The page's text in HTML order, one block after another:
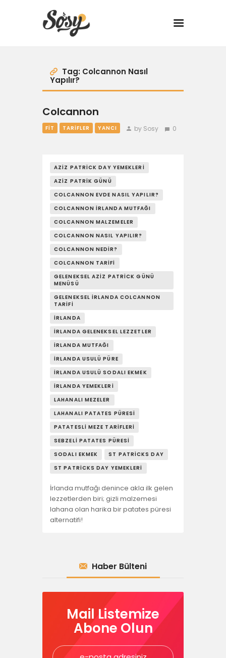
TARİFLER
YANCI
DRINK
BBQ 101
YAŞAM
SOSY’LE!
Tag: Colcannon Nasıl
Yapılır?
Colcannon
FIT TARIFLER YANCI by Sosy 0
AZIZ PATRICK DAY YEMEKLERI
AZIZ PATRIK GÜNÜ
COLCANNON EVDE NASIL YAPILIR?
COLCANNON İRLANDA MUTFAĞI
COLCANNON MALZEMELER
COLCANNON NASIL YAPILIR?
COLCANNON NEDIR?
COLCANNON TARIFI
GELENEKSEL AZIZ PATRICK GÜNÜ
MENÜSÜ
GELENEKSEL İRLANDA COLCANNON
TARIFI
İRLANDA
İRLANDA GELENEKSEL LEZZETLER
İRLANDA MUTFAĞI
İRLANDA USULÜ PÜRE
İRLANDA USULÜ SODALI EKMEK
İRLANDA YEMEKLERI
LAHANALI MEZELER
LAHANALI PATATES PÜRESI
PATATESLI MEZE TARIFLERI
SEBZELI PATATES PÜRESI
SODALI EKMEK
ST PATRICKS DAY
ST PATRICKS DAY YEMEKLERI
İrlanda mutfağı denince akla ilk gelen
lezzetlerden biri; gizli malzemesi
lahana olan harika bir patates püresi
alternatifi!
Haber Bülteni
Mail Listemize
Abone Olun